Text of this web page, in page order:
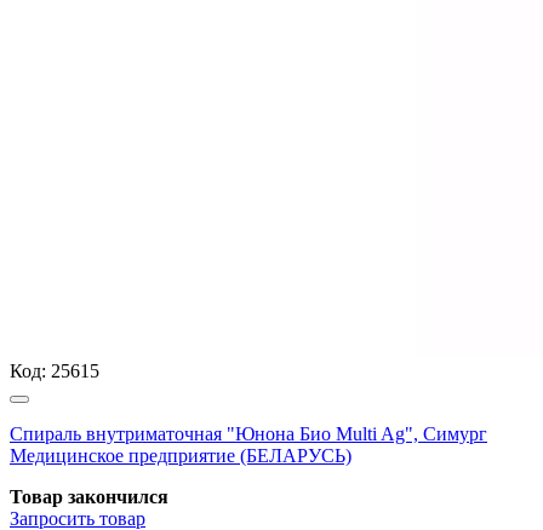
Код: 25615
Спираль внутриматочная "Юнона Био Multi Ag", Симург
Медицинское предприятие (БЕЛАРУСЬ)
Товар закончился
Запросить товар